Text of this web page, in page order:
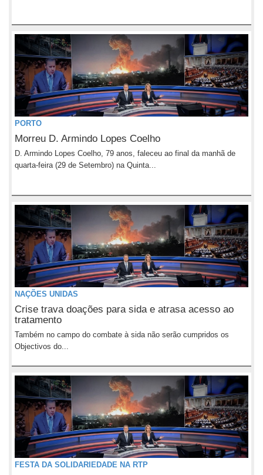
PORTO
Morreu D. Armindo Lopes Coelho
D. Armindo Lopes Coelho, 79 anos, faleceu ao final da manhã de
quarta-feira (29 de Setembro) na Quinta...
NAÇÕES UNIDAS
Crise trava doações para sida e atrasa acesso ao
tratamento
Também no campo do combate à sida não serão cumpridos os
Objectivos do...
FESTA DA SOLIDARIEDADE NA RTP